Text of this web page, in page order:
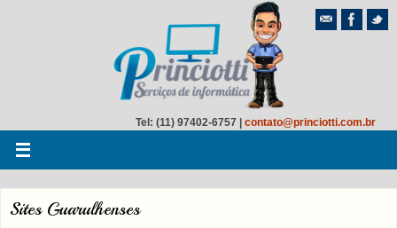
Tel: (11) 97402-6757 | contato@princiotti.com.br
Sites Guarulhenses